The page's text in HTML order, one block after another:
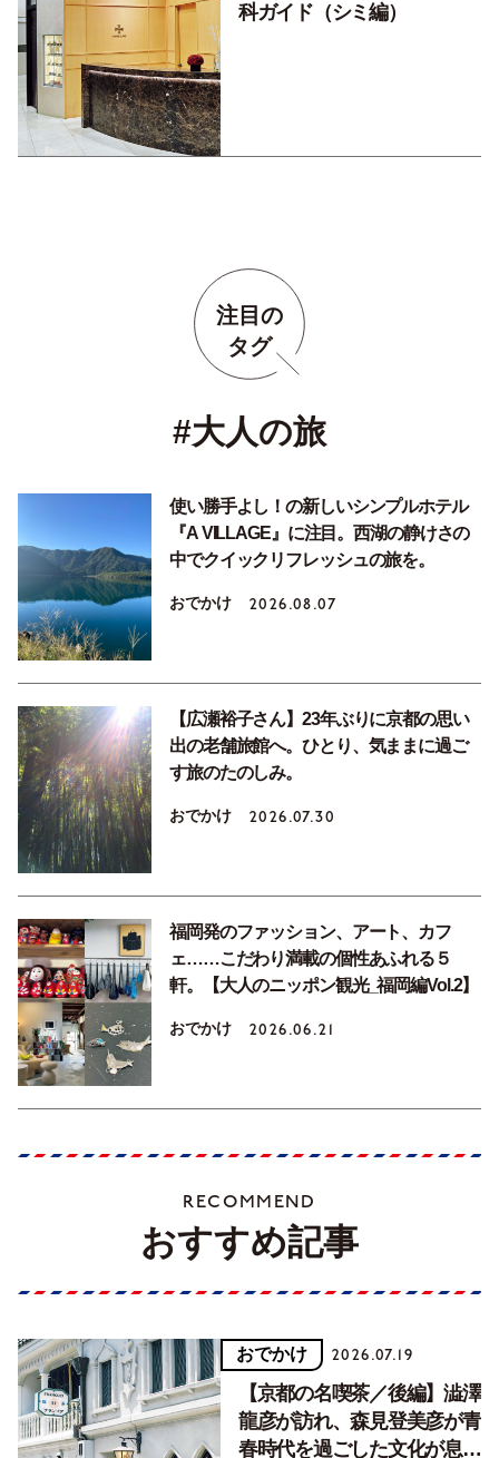
科ガイド（シミ編）
注目の
タグ
#大人の旅
使い勝手よし！の新しいシンプルホテル
『A VILLAGE』に注目。西湖の静けさの
中でクイックリフレッシュの旅を。
おでかけ 2026.08.07
【広瀬裕子さん】23年ぶりに京都の思い
出の老舗旅館へ。ひとり、気ままに過ご
す旅のたのしみ。
おでかけ 2026.07.30
福岡発のファッション、アート、カフ
ェ……こだわり満載の個性あふれる５
軒。【大人のニッポン観光_福岡編Vol.2】
おでかけ 2026.06.21
RECOMMEND
おすすめ記事
おでかけ 2026.07.19
【京都の名喫茶／後編】澁澤
龍彦が訪れ、森見登美彦が青
春時代を過ごした文化が息づ